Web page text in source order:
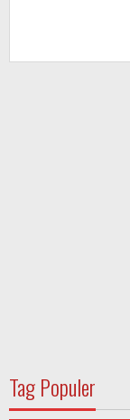
Tag Populer